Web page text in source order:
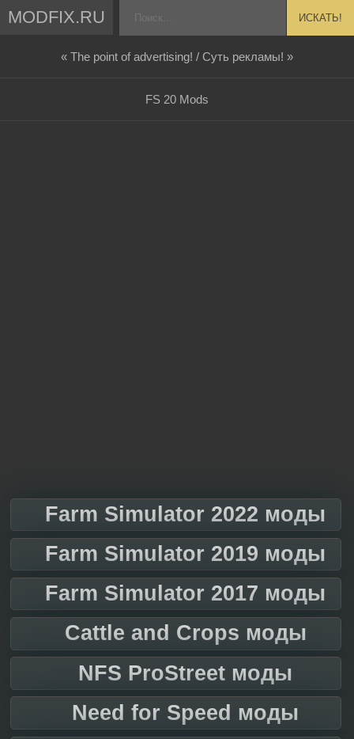
MODFIX.RU ИСКАТЬ!
« The point of advertising! / Суть рекламы! »
FS 20 Mods
Farm Simulator 2022 моды
Farm Simulator 2019 моды
Farm Simulator 2017 моды
Cattle and Crops моды
NFS ProStreet моды
Need for Speed моды